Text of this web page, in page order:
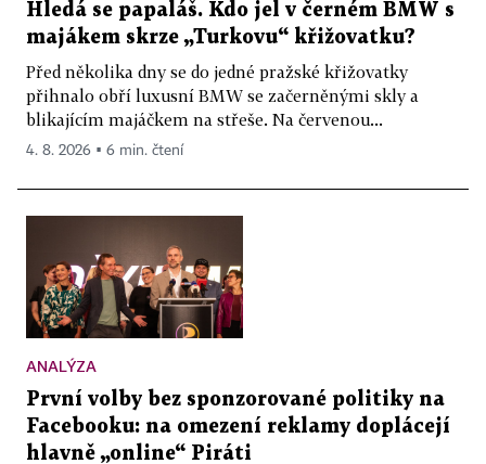
Hledá se papaláš. Kdo jel v černém BMW s
majákem skrze „Turkovu“ křižovatku?
Před několika dny se do jedné pražské křižovatky
přihnalo obří luxusní BMW se začerněnými skly a
blikajícím majáčkem na střeše. Na červenou...
4. 8. 2026 ▪ 6 min. čtení
ANALÝZA
První volby bez sponzorované politiky na
Facebooku: na omezení reklamy doplácejí
hlavně „online“ Piráti